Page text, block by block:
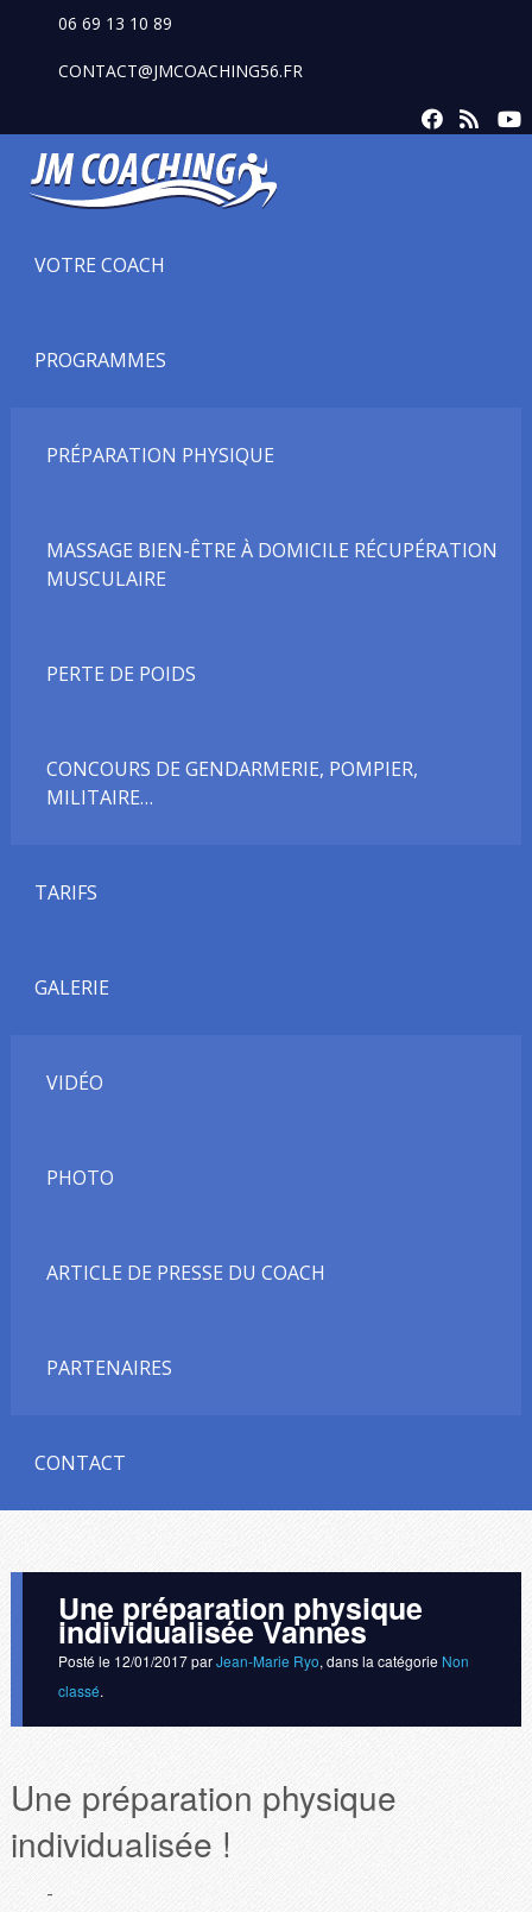
06 69 13 10 89
CONTACT@JMCOACHING56.FR
VOTRE COACH
PROGRAMMES
PRÉPARATION PHYSIQUE
MASSAGE BIEN-ÊTRE À DOMICILE RÉCUPÉRATION
MUSCULAIRE
PERTE DE POIDS
CONCOURS DE GENDARMERIE, POMPIER,
MILITAIRE…
TARIFS
GALERIE
VIDÉO
PHOTO
ARTICLE DE PRESSE DU COACH
PARTENAIRES
CONTACT
Une préparation physique
individualisée Vannes
Posté le 12/01/2017parJean-Marie Ryo, dans la catégorie Non
classé.
Une préparation physique
individualisée !